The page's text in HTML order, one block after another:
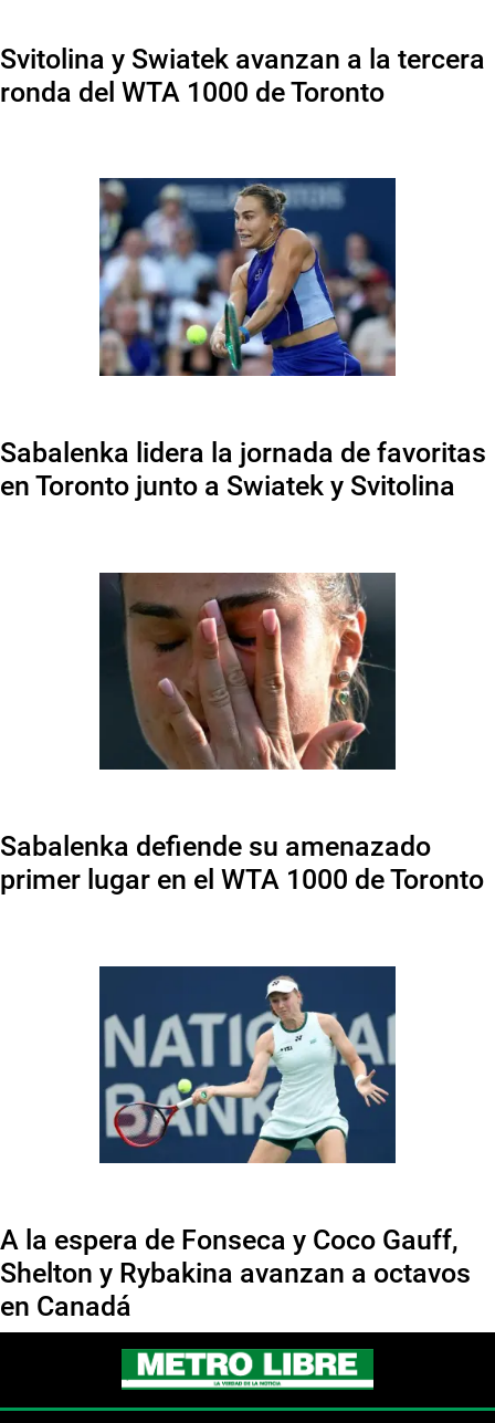
Svitolina y Swiatek avanzan a la tercera
ronda del WTA 1000 de Toronto
Sabalenka lidera la jornada de favoritas
en Toronto junto a Swiatek y Svitolina
Sabalenka defiende su amenazado
primer lugar en el WTA 1000 de Toronto
A la espera de Fonseca y Coco Gauff,
Shelton y Rybakina avanzan a octavos
en Canadá